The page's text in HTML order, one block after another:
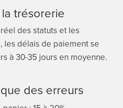
trésorerie
des statuts et les
les délais de paiement se
à 30-35 jours en moyenne.
des erreurs